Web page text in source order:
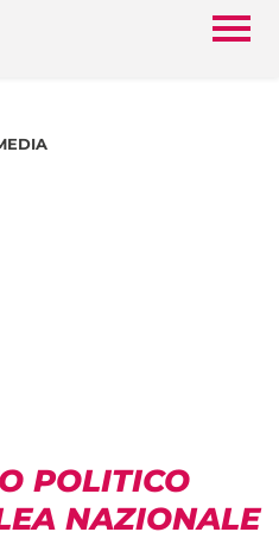
POLITICO
NAZIONALE